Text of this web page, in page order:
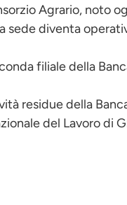
Agrario, noto
sede diventa
filiale della
residue della
del Lavoro di